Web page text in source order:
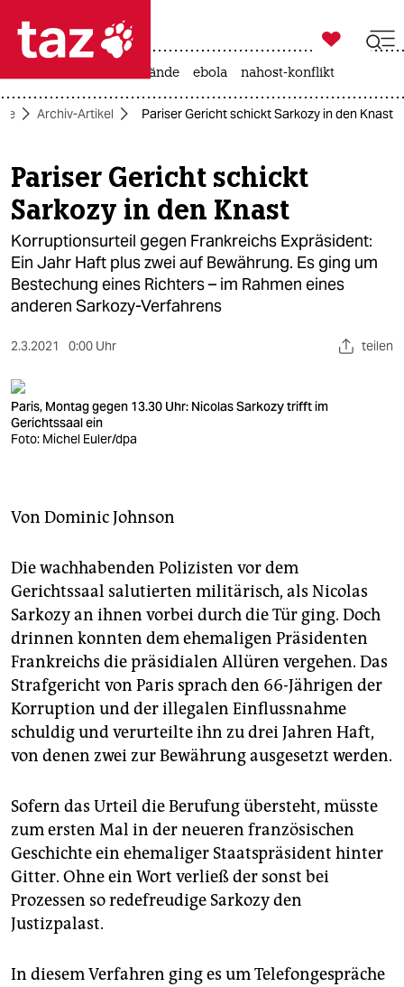
 taz zahl ich
taz zahl ich
themen
politik
öko
gesellschaft
berlin
nord
verlag
verlag
veranstaltungen
shop
fragen & hilfe
unterstützen
abo
epaper login

taz zahl ich
waldbrände ebola nahost-konflikt
Archiv-Artikel Pariser Gericht schickt Sarkozy in den Knast
Pariser Gericht schickt
Sarkozy in den Knast
Korruptionsurteil gegen Frankreichs Expräsident:
Ein Jahr Haft plus zwei auf Bewährung. Es ging um
Bestechung eines Richters – im Rahmen eines
anderen Sarkozy-Verfahrens
2.3.2021 0:00 Uhr teilen
Paris, Montag gegen 13.30 Uhr: Nicolas Sarkozy trifft im
Gerichtssaal ein
Foto: Michel Euler/dpa
Von Dominic Johnson
Die wachhabenden Polizisten vor dem
Gerichtssaal salutierten militärisch, als Nicolas
Sarkozy an ihnen vorbei durch die Tür ging. Doch
drinnen konnten dem ehemaligen Präsidenten
Frankreichs die präsidialen Allüren vergehen. Das
Strafgericht von Paris sprach den 66-Jährigen der
Korruption und der illegalen Einflussnahme
schuldig und verurteilte ihn zu drei Jahren Haft,
von denen zwei zur Bewährung ausgesetzt werden.
Sofern das Urteil die ­Berufung übersteht, müsste
zum ersten Mal in der neueren französischen
Geschichte ein ehemaliger Staatspräsident hinter
Gitter. Ohne ein Wort verließ der sonst bei
Prozessen so redefreudige Sarkozy den
Justizpalast.
In diesem Verfahren ging es um Telefongespräche